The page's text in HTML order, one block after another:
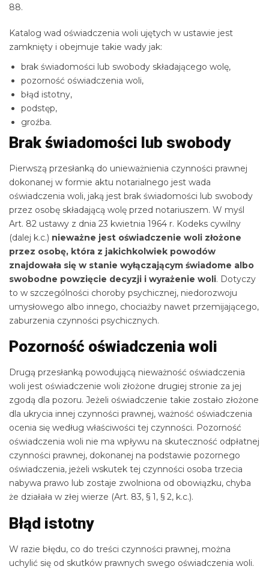
88.
Katalog wad oświadczenia woli ujętych w ustawie jest
zamknięty i obejmuje takie wady jak:
brak świadomości lub swobody składającego wolę,
pozorność oświadczenia woli,
błąd istotny,
podstęp,
groźba.
Brak świadomości lub swobody
Pierwszą przesłanką do unieważnienia czynności prawnej
dokonanej w formie aktu notarialnego jest wada
oświadczenia woli, jaką jest brak świadomości lub swobody
przez osobę składającą wolę przed notariuszem. W myśl
Art. 82 ustawy z dnia 23 kwietnia 1964 r. Kodeks cywilny
(dalej k.c.) nieważne jest oświadczenie woli złożone
przez osobę, która z jakichkolwiek powodów
znajdowała się w stanie wyłączającym świadome albo
swobodne powzięcie decyzji i wyrażenie woli. Dotyczy
to w szczególności choroby psychicznej, niedorozwoju
umysłowego albo innego, chociażby nawet przemijającego,
zaburzenia czynności psychicznych.
Pozorność oświadczenia woli
Drugą przesłanką powodującą nieważność oświadczenia
woli jest oświadczenie woli złożone drugiej stronie za jej
zgodą dla pozoru. Jeżeli oświadczenie takie zostało złożone
dla ukrycia innej czynności prawnej, ważność oświadczenia
ocenia się według właściwości tej czynności. Pozorność
oświadczenia woli nie ma wpływu na skuteczność odpłatnej
czynności prawnej, dokonanej na podstawie pozornego
oświadczenia, jeżeli wskutek tej czynności osoba trzecia
nabywa prawo lub zostaje zwolniona od obowiązku, chyba
że działała w złej wierze (Art. 83, § 1, § 2, k.c.).
Błąd istotny
W razie błędu, co do treści czynności prawnej, można
uchylić się od skutków prawnych swego oświadczenia woli.